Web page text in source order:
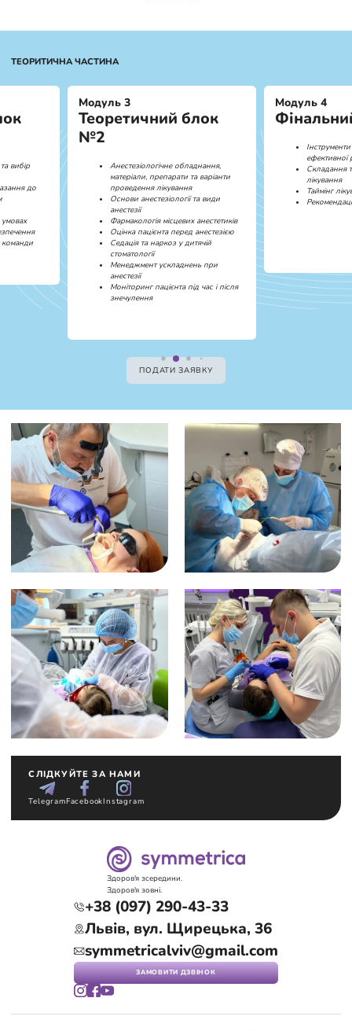
ТЕОРИТИЧНА ЧАСТИНА
вибір
до
команди
Модуль 3
Теоретичний блок
№2
Анестезіологічне обладнання,
матеріали, препарати та варіанти
проведення лікування
Основи анестезіології та види
анестезії
Фармакологія місцевих анестетиків
Оцінка пацієнта перед анестезією
Седація та наркоз у дитячій
стоматології
Менеджмент ускладнень при
анестезії
Моніторинг пацієнта під час і після
знечулення
Модуль 4
ефективної
Складання
лікування
Таймінг
ПОДАТИ ЗАЯВКУ
СЛІДКУЙТЕ ЗА НАМИ
TelegramFacebookInstagram
Здоров'я зсередини.
Здоров'я зовні.
+38 (097) 290-43-33
Львів, вул. Щирецька, 36
symmetricalviv@gmail.com
ЗАМОВИТИ ДЗВІНОК